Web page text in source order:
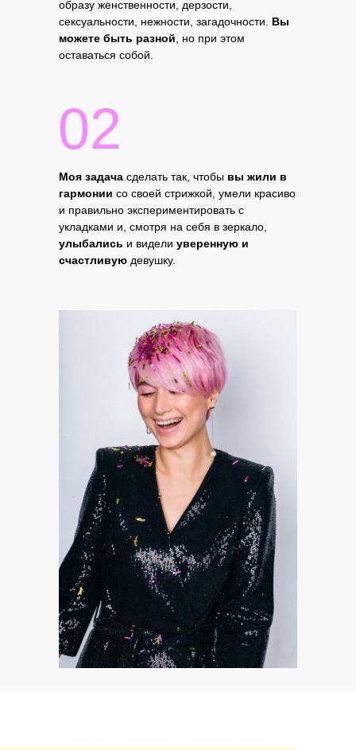
образу женственности, дерзости,
сексуальности, нежности, загадочности. Вы
можете быть разной , но при этом
оставаться собой.
02
Моя задача сделать так, чтобы вы жили в
гармонии со своей стрижкой, умели красиво
и правильно экспериментировать с
укладками и, смотря на себя в зеркало,
улыбались и видели уверенную и
счастливую девушку.